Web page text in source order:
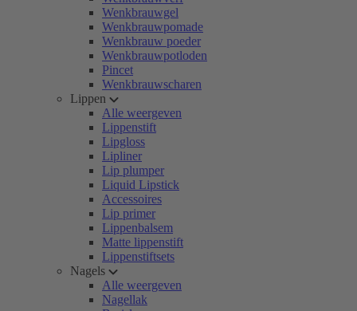
Wenkbrauwgel
Wenkbrauwpomade
Wenkbrauw poeder
Wenkbrauwpotloden
Pincet
Wenkbrauwscharen
Lippen
Alle weergeven
Lippenstift
Lipgloss
Lipliner
Lip plumper
Liquid Lipstick
Accessoires
Lip primer
Lippenbalsem
Matte lippenstift
Lippenstiftsets
Nagels
Alle weergeven
Nagellak